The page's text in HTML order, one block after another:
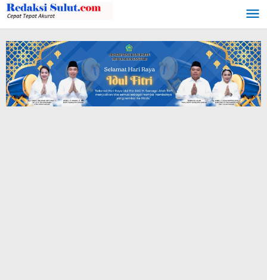
Lewati
ke
konten